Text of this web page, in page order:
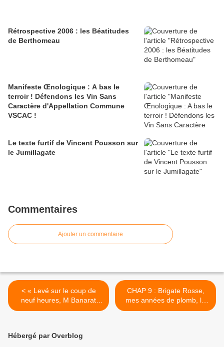
Rétrospective 2006 : les Béatitudes
de Berthomeau
Manifeste Œnologique : A bas le
terroir ! Défendons les Vin Sans
Caractère d'Appellation Commune
VSCAC !
Le texte furtif de Vincent Pousson sur
le Jumillagate
Commentaires
Ajouter un commentaire
< « Levé sur le coup de
neuf heures, M Banarat
commence se traiter par
CHAP 9 : Brigate Rosse,
mes années de plomb, le
vieux monde offrait ses
Hébergé par Overblog